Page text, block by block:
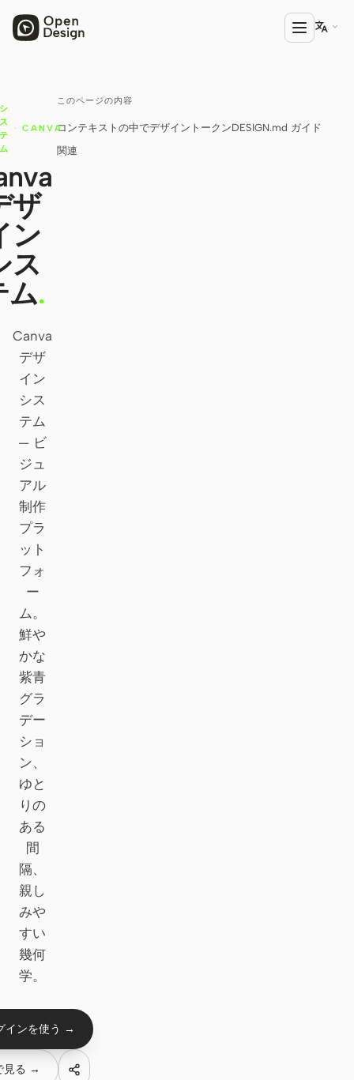
プロダクト
Open Design
HTML Video
Cursor Agent
Claude Code
OpenCode
Gemini CLI
GitHub Copilot CLI
Qwen Code
Grok Build
Trae CLI
Aider
Antigravity
DeepSeek Reasonix
Hermes
Devin for Terminal
Kilo
Mistral Vibe CLI
ユースケース

このページの内容
コンテキストの中でデザイントークンDESIGN.md ガイド
関連
シ
ス
テ
ム
· CANVA
ザ
ン
ス
ム.
Canva
デザ
イン
シス
テム
— ビ
ジュ
アル
制作
プラ
ット
フォ
ー
ム。
鮮や
かな
紫青
グラ
デー
ショ
ン、
ゆと
りの
ある
間
隔、
親し
みや
すい
幾何
学。
インを使う →
見る →